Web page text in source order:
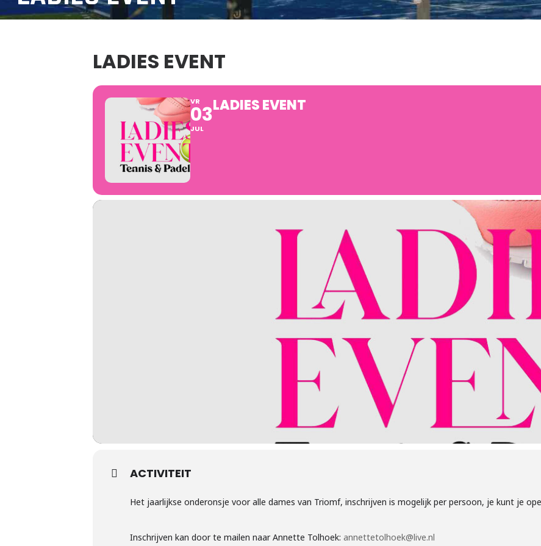
LADIES EVENT
VR
03
JUL
LADIES EVENT
ACTIVITEIT
Het jaarlijkse onderonsje voor alle dames van Triomf, inschrijven is mogelijk per persoon, je kunt je
Inschrijven kan door te mailen naar Annette Tolhoek: annettetolhoek@live.nl